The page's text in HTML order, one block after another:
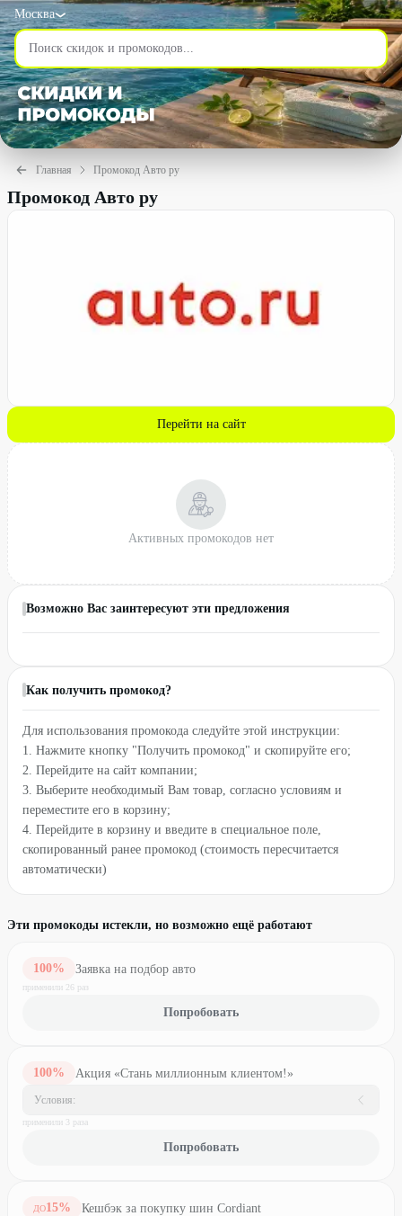
Москва
Главная Промокод Авто ру
Промокод Авто ру
Перейти на сайт
Активных промокодов нет
Возможно Вас заинтересуют эти предложения
Как получить промокод?
Для использования промокода следуйте этой инструкции:
1. Нажмите кнопку "Получить промокод" и скопируйте его;
2. Перейдите на сайт компании;
3. Выберите необходимый Вам товар, согласно условиям и
переместите его в корзину;
4. Перейдите в корзину и введите в специальное поле,
скопированный ранее промокод (стоимость пересчитается
автоматически)
Эти промокоды истекли, но возможно ещё работают
100% Заявка на подбор авто
применили 26 раз
Попробовать
100% Акция «Стань миллионным клиентом!»
Условия:
применили 3 раз а
Попробовать
ДО15% Кешбэк за покупку шин Cordiant